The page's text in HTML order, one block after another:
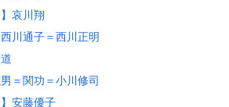
哀川翔
川通子＝西川正明
＝関功＝小川修司
】安藤優子